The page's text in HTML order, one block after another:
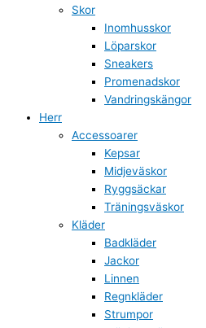
Skor
Inomhusskor
Löparskor
Sneakers
Promenadskor
Vandringskängor
Herr
Accessoarer
Kepsar
Midjeväskor
Ryggsäckar
Träningsväskor
Kläder
Badkläder
Jackor
Linnen
Regnkläder
Strumpor